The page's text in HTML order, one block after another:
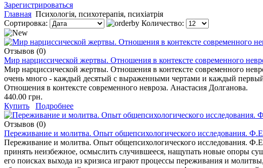
Зарегистрироваться
Главная Психологія, психотерапія, психіатрія
Сортировка:
Количество:
Отзывов (0)
Мир нарциссической жертвы. Отношения в контексте современного
Мир нарциссической жертвы. Отношения в контексте современного
очень много - каждый десятый с выраженными чертами и каждый
Отношения в контексте современного невроза. Анастасия Долганова.
440.00 грн.
Купить
Подробнее
Отзывов (0)
Переживание и молитва. Опыт общепсихологического исследования.
Переживание и молитва. Опыт общепсихологического исследования.
принять неизбежное, осмыслить случившееся, нащупать новые опоры
его поисках выхода из кризиса играют процессы переживания и